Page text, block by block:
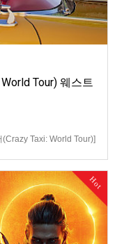
Tour) 웨스트
Taxi: World Tour)]
Hot